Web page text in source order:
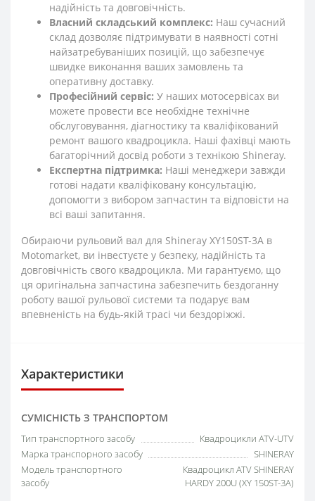
надійність та довговічність.
Власний складський комплекс: Наш сучасний
склад дозволяє підтримувати в наявності сотні
найзатребуваніших позицій, що забезпечує
швидке виконання ваших замовлень та
оперативну доставку.
Професійний сервіс: У наших мотосервісах ви
можете провести все необхідне технічне
обслуговування, діагностику та кваліфікований
ремонт вашого квадроцикла. Наші фахівці мають
багаторічний досвід роботи з технікою Shineray.
Експертна підтримка: Наші менеджери завжди
готові надати кваліфіковану консультацію,
допомогти з вибором запчастин та відповісти на
всі ваші запитання.
Обираючи рульовий вал для Shineray XY150ST-3A в
Motomarket, ви інвестуєте у безпеку, надійність та
довговічність свого квадроцикла. Ми гарантуємо, що
ця оригінальна запчастина забезпечить бездоганну
роботу вашої рульової системи та подарує вам
впевненість на будь-якій трасі чи бездоріжжі.
Характеристики
СУМІСНІСТЬ З ТРАНСПОРТОМ
Тип транспортного засобу
Квадроцикли ATV-UTV
Марка транспорного засобу
SHINERAY
Модель транспортного
засобу
Квадроцикл ATV SHINERAY
HARDY 200U (XY 150ST-3A)